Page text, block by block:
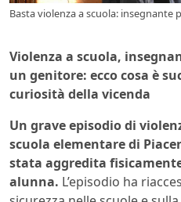
Basta violenza a scuola: insegnante
Violenza a scuola,
un genitore: ecco cosa è
curiosità della vicenda
Un grave episodio di
scuola elementare di
stata aggredita
alunna. L’episodio ha